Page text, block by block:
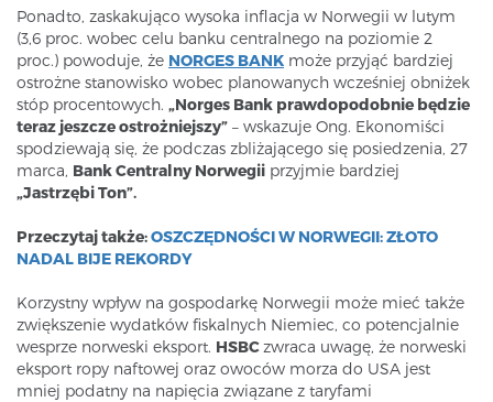
Ponadto, zaskakująco wysoka inflacja w Norwegii w lutym
(3,6 proc. wobec celu banku centralnego na poziomie 2
proc.) powoduje, że NORGES BANK może przyjąć bardziej
ostrożne stanowisko wobec planowanych wcześniej obniżek
stóp procentowych. „Norges Bank prawdopodobnie będzie
teraz jeszcze ostrożniejszy” – wskazuje Ong. Ekonomiści
spodziewają się, że podczas zbliżającego się posiedzenia, 27
marca, Bank Centralny Norwegii przyjmie bardziej
„Jastrzębi Ton”.
Przeczytaj także:OSZCZĘDNOŚCI W NORWEGII: ZŁOTO
NADAL BIJE REKORDY
Korzystny wpływ na gospodarkę Norwegii może mieć także
zwiększenie wydatków fiskalnych Niemiec, co potencjalnie
wesprze norweski eksport. HSBCzwraca uwagę, że norweski
eksport ropy naftowej oraz owoców morza do USA jest
mniej podatny na napięcia związane z taryfami